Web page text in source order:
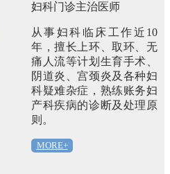
妇科门诊主治医师
从事妇科临床工作近10
年，擅长上环、取环、无
痛人流等计划生育手术、
阴道炎、宫颈炎及各种妇
科疑难杂症，熟练账务妇
产科疾病的诊断及处理原
则。
MORE+